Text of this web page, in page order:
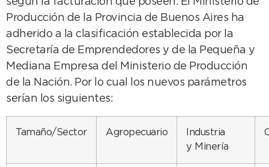
Producción de la Provincia de Buenos Aires ha
adherido a la clasificación establecida por la
Secretaría de Emprendedores y de la Pequeña y
Mediana Empresa del Ministerio de Producción
de la Nación. Por lo cual los nuevos parámetros
serían los siguientes:
Tamaño/Sector Agropecuario
Industria
y Minería